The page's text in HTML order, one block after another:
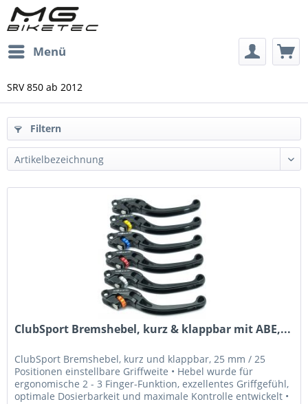
Menü
SRV 850 ab 2012
Filtern
ClubSport Bremshebel, kurz & klappbar mit ABE,...
ClubSport Bremshebel, kurz und klappbar, 25 mm / 25
Positionen einstellbare Griffweite • Hebel wurde für
ergonomische 2 - 3 Finger-Funktion, exzellentes Griffgefühl,
optimale Dosierbarkeit und maximale Kontrolle entwickelt •